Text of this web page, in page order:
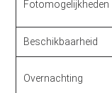
Fotomogelijkheden
Beschikbaarheid
Overnachting